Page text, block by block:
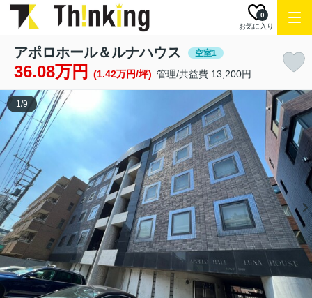
お気に入り
0
アポロホール＆ルナハウス 空室1
36.08万円 (1.42万円/坪) 管理/共益費 13,200円
1/9